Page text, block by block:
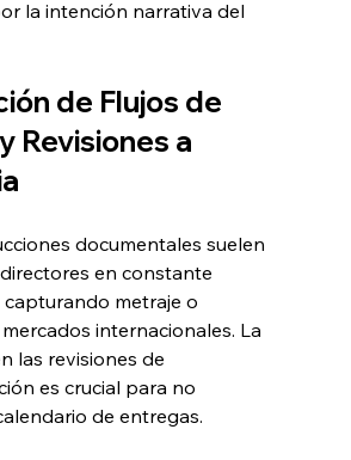
la intención narrativa del
de Flujos de
Revisiones a
documentales suelen
en constante
capturando metraje o
internacionales. La
las revisiones de
es crucial para no
de entregas.